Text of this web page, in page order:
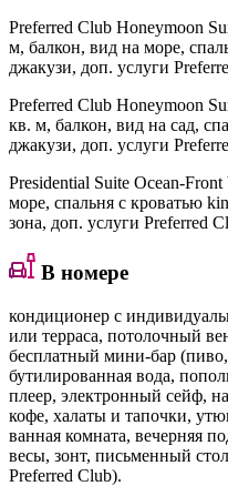
Preferred Club Honeymoon
м, балкон, вид на море,
джакузи, доп. услуги
Preferred Club Honeymoon
кв. м, балкон, вид на сад,
джакузи, доп. услуги
Presidential Suite Ocean-
море, спальня с кроватью
зона, доп. услуги Preferred
В номере
кондиционер с
или терраса, потолочный
бесплатный мини-бар
бутилированная вода,
плеер, электронный сейф,
кофе, халаты и тапочки,
ванная комната, вечерняя
весы, зонт, письменный
Preferred Club).